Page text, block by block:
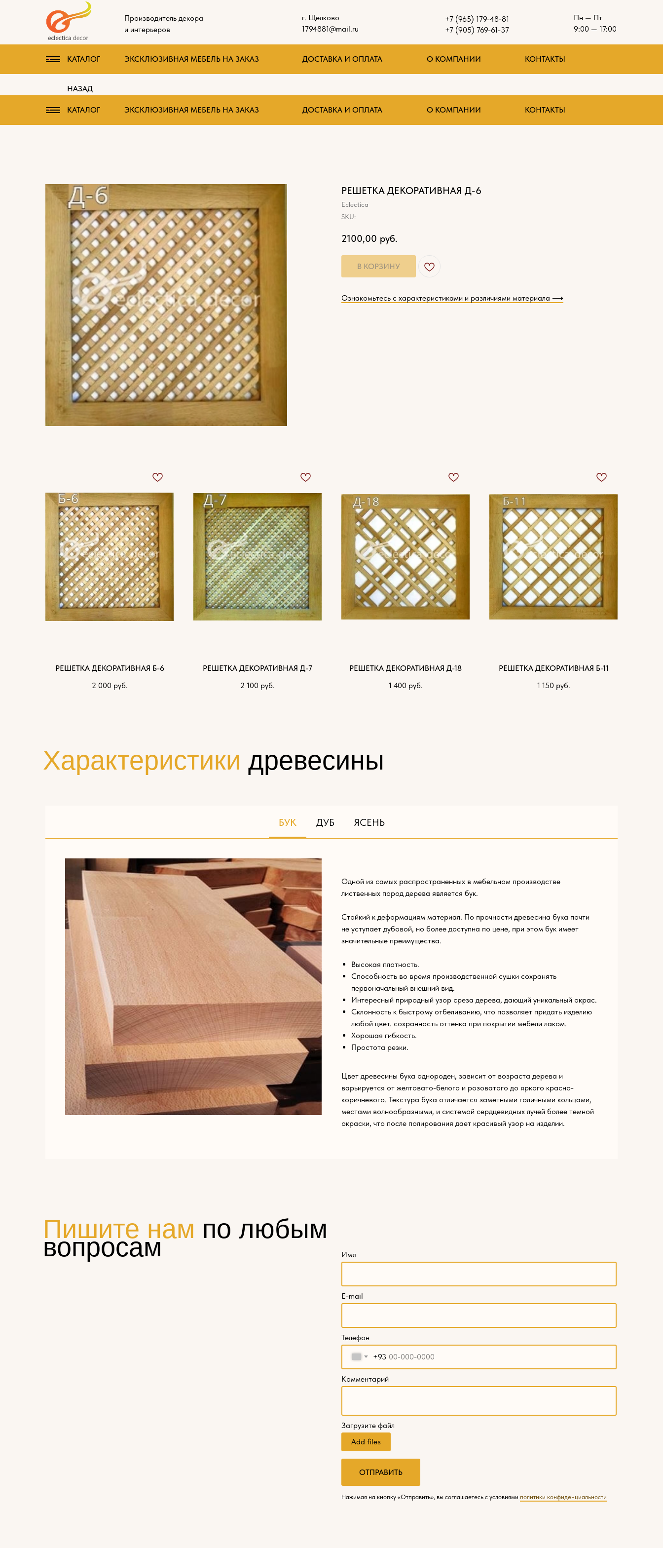
Производитель декора
и интерьеров
КАТАЛОГ ЭКСКЛЮЗИВНАЯ МЕБЕЛЬ НА ЗАКАЗ ДОСТАВКА И ОПЛАТА О КОМПАНИИ КОНТАКТЫ
г. Щелково
Пн — Пт
9:00 — 17:00
НАЗАД
1794881@mail.ru +7 (905) 769-61-37
+7 (965) 179-48-81
КАТАЛОГ ЭКСКЛЮЗИВНАЯ МЕБЕЛЬ НА ЗАКАЗ ДОСТАВКА И ОПЛАТА О КОМПАНИИ КОНТАКТЫ
РЕШЕТКА ДЕКОРАТИВНАЯ Д-6
Eclectica
SKU:
2100,00 руб.
В КОРЗИНУ
Ознакомьтесь с характеристиками и различиями материала ⟶
РЕШЕТКА ДЕКОРАТИВНАЯ Б-6
2 000 руб.
РЕШЕТКА ДЕКОРАТИВНАЯ Д-7
2 100 руб.
РЕШЕТКА ДЕКОРАТИВНАЯ Д-18
1 400 руб.
РЕШЕТКА ДЕКОРАТИВНАЯ Б-11
1 150 руб.
Характеристики древесины
БУК ДУБ ЯСЕНЬ
Одной из самых распространенных в мебельном производстве
лиственных пород дерева является бук.
Стойкий к деформациям материал. По прочности древесина бука почти
не уступает дубовой, но более доступна по цене, при этом бук имеет
значительные преимущества.
Высокая плотность.
Способность во время производственной сушки сохранять
первоначальный внешний вид.
Интересный природный узор среза дерева, дающий уникальный окрас.
Склонность к быстрому отбеливанию, что позволяет придать изделию
любой цвет. сохранность оттенка при покрытии мебели лаком.
Хорошая гибкость.
Простота резки.
Цвет древесины бука однороден, зависит от возраста дерева и
варьируется от желтовато-белого и розоватого до яркого красно-
коричневого. Текстура бука отличается заметными голичными кольцами,
местами волнообразными, и системой сердцевидных лучей более темной
окраски, что после полирования дает красивый узор на изделии.
Пишите нам по любым
вопросам Имя
E-mail
Телефон
+93
Комментарий
Загрузите файл
Add files
ОТПРАВИТЬ
Нажимая на кнопку «Отправить», вы соглашаетесь с условиями политики конфиденциальности